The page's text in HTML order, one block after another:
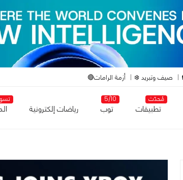
صيف وتبريد ❄️ أزمة الرامات🔴
مُحدّث
تطبيقات
5/10
توب رياضات إلكترونية